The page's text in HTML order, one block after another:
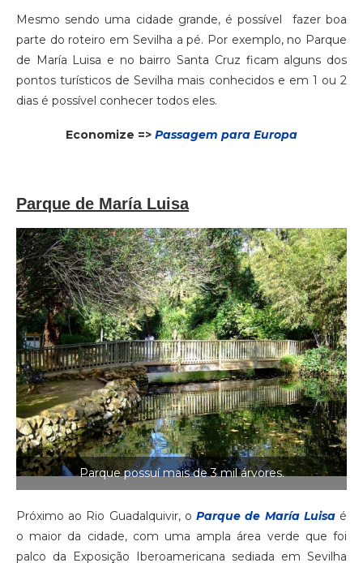
Mesmo sendo uma cidade grande, é possível fazer boa
parte do roteiro em Sevilha a pé. Por exemplo, no Parque
de María Luisa e no bairro Santa Cruz ficam alguns dos
pontos turísticos de Sevilha mais conhecidos e em 1 ou 2
dias é possível conhecer todos eles.
Economize => Passagem para Europa
Parque de María Luisa
Parque possuí mais de 3 mil árvores.
Próximo ao Rio Guadalquivir, oParque de María Luisaé
o maior da cidade, com uma ampla área verde que foi
palco da Exposição Iberoamericana sediada em Sevilha